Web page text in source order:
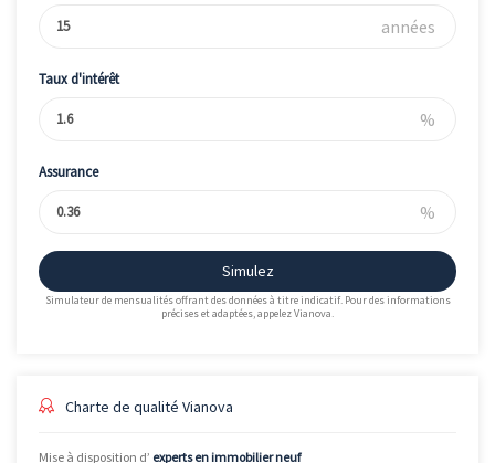
années
Taux d'intérêt
%
Assurance
%
Simulez
Simulateur de mensualités offrant des données à titre indicatif. Pour des informations
précises et adaptées, appelez Vianova.
Charte de qualité Vianova
Mise à disposition d’ experts en immobilier neuf